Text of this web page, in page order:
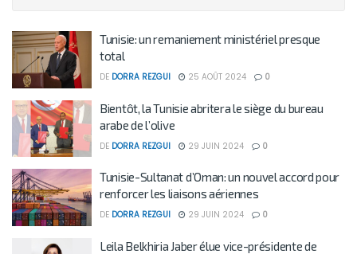
Tunisie: un remaniement ministériel presque
total
DE DORRA REZGUI 25 AOÛT 2024 0
Bientôt, la Tunisie abritera le siège du bureau
arabe de l’olive
DE DORRA REZGUI 29 JUIN 2024 0
Tunisie-Sultanat d’Oman: un nouvel accord pour
renforcer les liaisons aériennes
DE DORRA REZGUI 29 JUIN 2024 0
Leila Belkhiria Jaber élue vice-présidente de